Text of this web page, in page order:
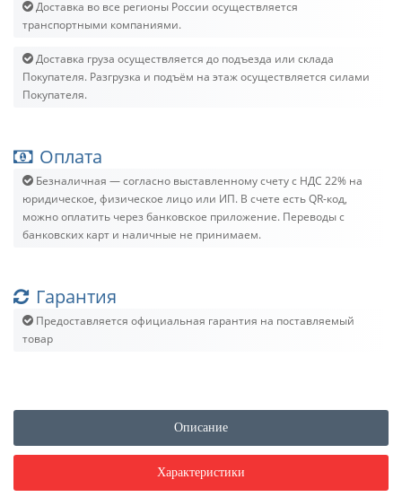
Доставка во все регионы России осуществляется
транспортными компаниями.
Доставка груза осуществляется до подъезда или склада
Покупателя. Разгрузка и подъём на этаж осуществляется силами
Покупателя.
Оплата
Безналичная — согласно выставленному счету c НДС 22% на
юридическое, физическое лицо или ИП. В счете есть QR-код,
можно оплатить через банковское приложение. Переводы с
банковских карт и наличные не принимаем.
Гарантия
Предоставляется официальная гарантия на поставляемый
товар
Описание
Характеристики